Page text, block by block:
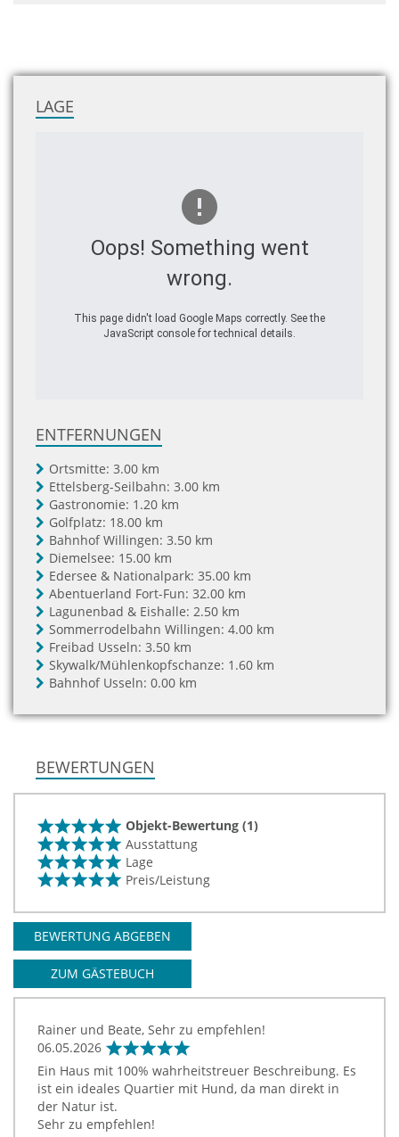
LAGE
Oops! Something went
wrong.
This page didn't load Google Maps correctly. See the
JavaScript console for technical details.
ENTFERNUNGEN
Ortsmitte: 3.00 km
Ettelsberg-Seilbahn: 3.00 km
Gastronomie: 1.20 km
Golfplatz: 18.00 km
Bahnhof Willingen: 3.50 km
Diemelsee: 15.00 km
Edersee & Nationalpark: 35.00 km
Abentuerland Fort-Fun: 32.00 km
Lagunenbad & Eishalle: 2.50 km
Sommerrodelbahn Willingen: 4.00 km
Freibad Usseln: 3.50 km
Skywalk/Mühlenkopfschanze: 1.60 km
Bahnhof Usseln: 0.00 km
BEWERTUNGEN
Objekt-Bewertung (1)
Ausstattung
Lage
Preis/Leistung
BEWERTUNG ABGEBEN
ZUM GÄSTEBUCH
Rainer und Beate, Sehr zu empfehlen!
06.05.2026
Ein Haus mit 100% wahrheitstreuer Beschreibung. Es
ist ein ideales Quartier mit Hund, da man direkt in
der Natur ist.
Sehr zu empfehlen!